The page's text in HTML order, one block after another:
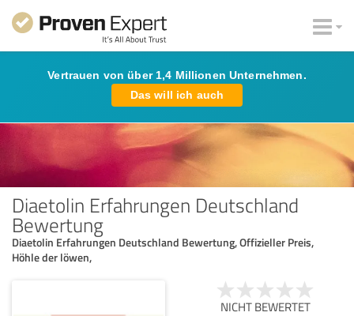
Vertrauen von über 1,4 Millionen Unternehmen.
Das will ich auch
Diaetolin Erfahrungen Deutschland
Bewertung
Diaetolin Erfahrungen Deutschland Bewertung, Offizieller Preis,
Höhle der löwen,
NICHT BEWERTET